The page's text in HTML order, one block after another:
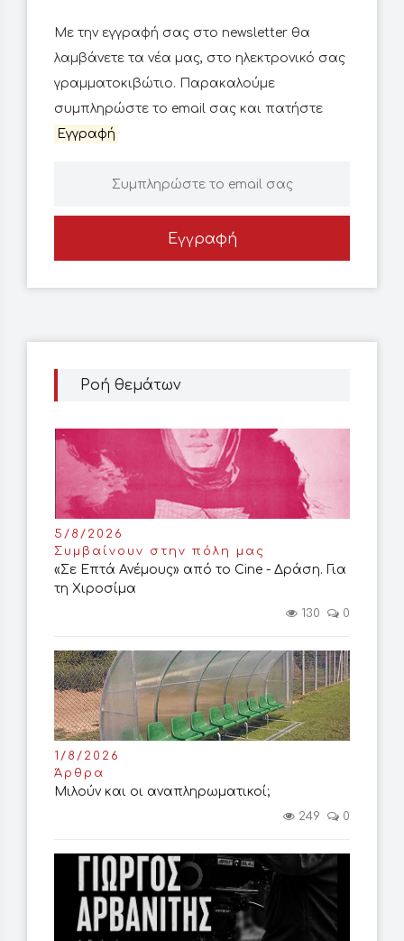
Ροή θεμάτων
5/8/2026
Συμβαίνουν στην πόλη μας
«Σε Επτά Ανέμους» από το Cine - Δράση. Για
τη Χιροσίμα
130 0
1/8/2026
Άρθρα
Μιλούν και οι αναπληρωματικοί;
249 0
Με την εγγραφή σας στο newsletter θα
λαμβάνετε τα νέα μας, στο ηλεκτρονικό σας
γραμματοκιβώτιο. Παρακαλούμε
συμπληρώστε το email σας και πατήστε
Εγγραφή
Εγγραφή